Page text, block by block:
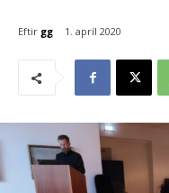
Eftir gg 1. apríl 2020